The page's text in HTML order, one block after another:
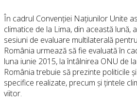
În cadrul Convenției Națiunilor Unite
climatice de la Lima, din această lună,
sesiuni de evaluare multilaterală
România urmează să fie evaluată în
luna iunie 2015, la întâlnirea ONU de
România trebuie să prezinte politicile
specifice realizate, precum și țintele
viitor.